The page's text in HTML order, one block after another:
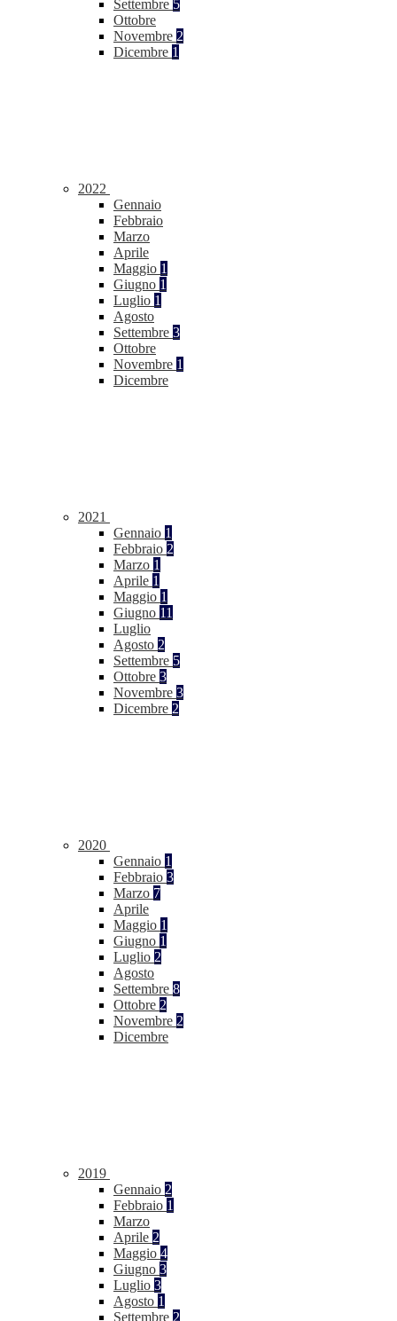
Settembre 5
Ottobre
Novembre 2
Dicembre 1
2022
Gennaio
Febbraio
Marzo
Aprile
Maggio 1
Giugno 1
Luglio 1
Agosto
Settembre 3
Ottobre
Novembre 1
Dicembre
2021
Gennaio 1
Febbraio 2
Marzo 1
Aprile 1
Maggio 1
Giugno 11
Luglio
Agosto 2
Settembre 5
Ottobre 3
Novembre 3
Dicembre 2
2020
Gennaio 1
Febbraio 3
Marzo 7
Aprile
Maggio 1
Giugno 1
Luglio 2
Agosto
Settembre 8
Ottobre 2
Novembre 2
Dicembre
2019
Gennaio 2
Febbraio 1
Marzo
Aprile 2
Maggio 4
Giugno 3
Luglio 3
Agosto 1
Settembre 2